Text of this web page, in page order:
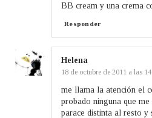
BB cream y una crema
Responder
Helena
18 de octubre de 2011 a las
me llama la atención el
probado ninguna que
parace distinta al resto y